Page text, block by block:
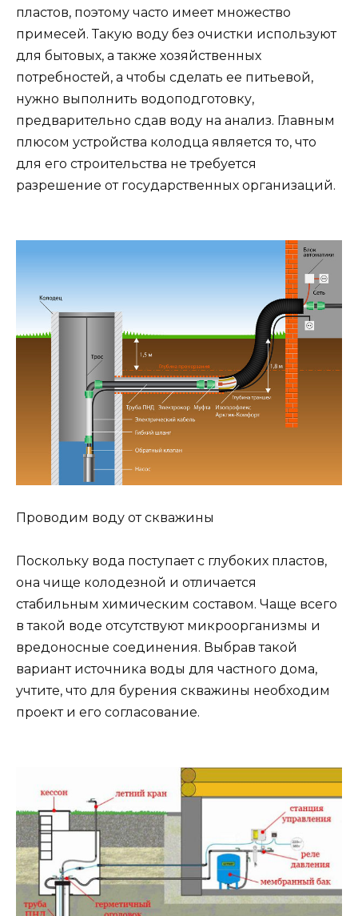
пластов, поэтому часто имеет множество
примесей. Такую воду без очистки используют
для бытовых, а также хозяйственных
потребностей, а чтобы сделать ее питьевой,
нужно выполнить водоподготовку,
предварительно сдав воду на анализ. Главным
плюсом устройства колодца является то, что
для его строительства не требуется
разрешение от государственных организаций.
Проводим воду от скважины
Поскольку вода поступает с глубоких пластов,
она чище колодезной и отличается
стабильным химическим составом. Чаще всего
в такой воде отсутствуют микроорганизмы и
вредоносные соединения. Выбрав такой
вариант источника воды для частного дома,
учтите, что для бурения скважины необходим
проект и его согласование.